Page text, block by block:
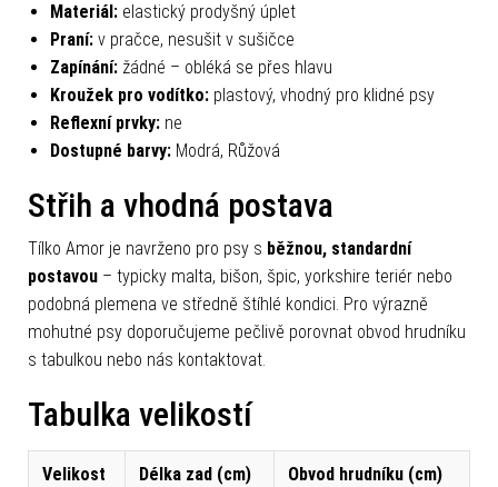
Materiál: elastický prodyšný úplet
Praní: v pračce, nesušit v sušičce
Zapínání: žádné – obléká se přes hlavu
Kroužek pro vodítko: plastový, vhodný pro klidné psy
Reflexní prvky: ne
Dostupné barvy: Modrá, Růžová
Střih a vhodná postava
Tílko Amor je navrženo pro psy s běžnou, standardní
postavou – typicky malta, bišon, špic, yorkshire teriér nebo
podobná plemena ve středně štíhlé kondici. Pro výrazně
mohutné psy doporučujeme pečlivě porovnat obvod hrudníku
s tabulkou nebo nás kontaktovat.
Tabulka velikostí
Velikost Délka zad (cm) Obvod hrudníku (cm)